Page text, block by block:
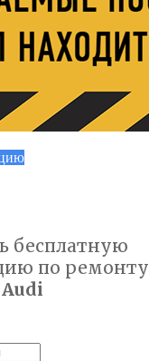
бесплатную
по ремонту
Audi